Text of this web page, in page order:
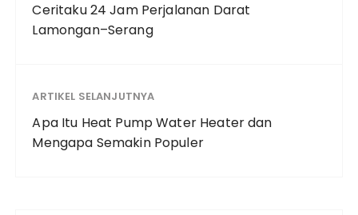
Ceritaku 24 Jam Perjalanan Darat
Lamongan–Serang
ARTIKEL SELANJUTNYA
Apa Itu Heat Pump Water Heater dan
Mengapa Semakin Populer